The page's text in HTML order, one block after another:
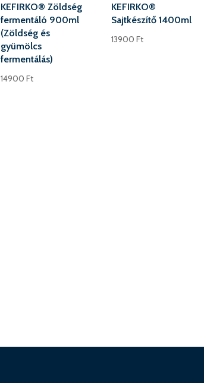
KEFIRKO® Zöldség
fermentáló 900ml
(Zöldség és
gyümölcs
fermentálás)
14900Ft
KEFIRKO®
Sajtkészítő 1400ml
13900Ft